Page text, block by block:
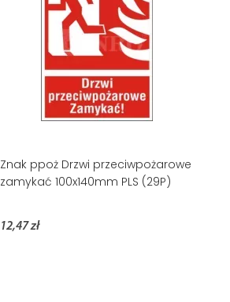
Znak ppoż Drzwi przeciwpożarowe
zamykać 100x140mm PLS (29P)
12,47 zł